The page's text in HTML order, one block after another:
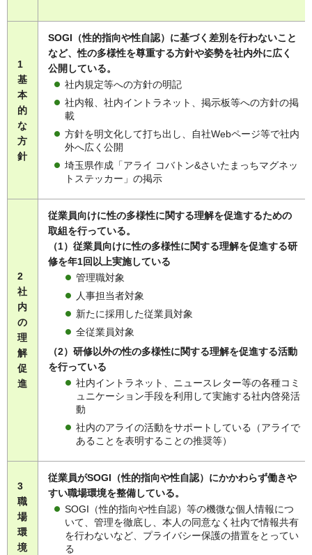
1
基
本
的
な
方
針
SOGI（性的指向や性自認）に基づく差別を行わないこと
など、性の多様性を尊重する方針や姿勢を社内外に広く
公開している。
社内規定等への方針の明記
社内報、社内イントラネット、掲示板等への方針の掲
載
方針を明文化して打ち出し、自社Webページ等で社内
外へ広く公開
埼玉県作成「アライ コバトン&さいたまっちマグネッ
トステッカー」の掲示
2
社
内
の
理
解
促
進
従業員向けに性の多様性に関する理解を促進するための
取組を行っている。
（1）従業員向けに性の多様性に関する理解を促進する研
修を年1回以上実施している
管理職対象
人事担当者対象
新たに採用した従業員対象
全従業員対象
（2）研修以外の性の多様性に関する理解を促進する活動
を行っている
社内イントラネット、ニュースレター等の各種コミ
ュニケーション手段を利用して実施する社内啓発活
動
社内のアライの活動をサポートしている（アライで
あることを表明することの推奨等）
3
職
場
環
境
従業員がSOGI（性的指向や性自認）にかかわらず働きや
すい職場環境を整備している。
SOGI（性的指向や性自認）等の機微な個人情報につ
いて、管理を徹底し、本人の同意なく社内で情報共有
を行わないなど、プライバシー保護の措置をとってい
る